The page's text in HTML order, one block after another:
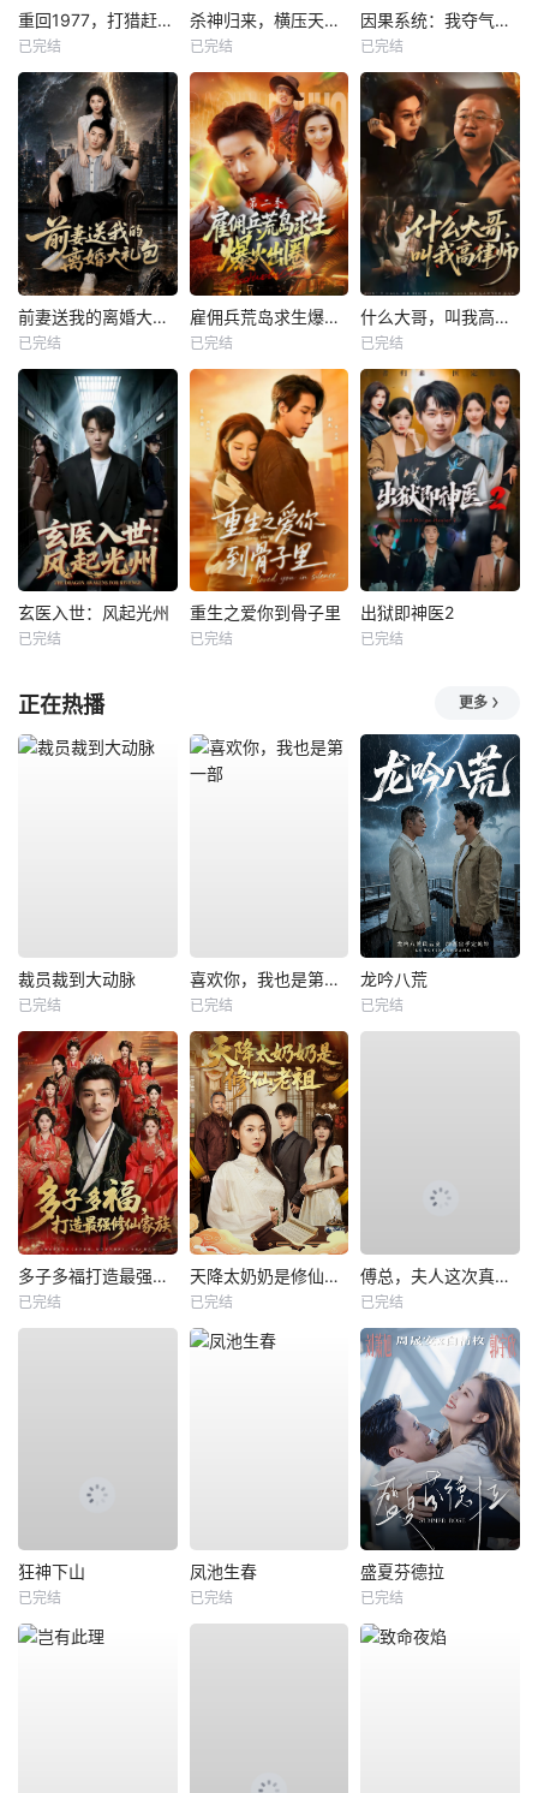
重回1977，打猎赶山娶老婆
已完结
杀神归来，横压天下无敌
已完结
因果系统：我夺气运救苍生
已完结
前妻送我的离婚大礼包
已完结
雇佣兵荒岛求生爆火出圈第二季
已完结
什么大哥，叫我高律师
已完结
玄医入世：风起光州
已完结
重生之爱你到骨子里
已完结
出狱即神医2
已完结
正在热播 更多
裁员裁到大动脉
已完结
喜欢你，我也是第一部
已完结
龙吟八荒
已完结
多子多福打造最强修仙家族
已完结
天降太奶奶是修仙老祖
已完结
傅总，夫人这次真的死了
已完结
狂神下山
已完结
凤池生春
已完结
盛夏芬德拉
已完结